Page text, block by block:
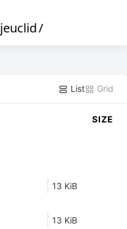
jeuclid/
List Grid
SIZE
13 KiB
13 KiB